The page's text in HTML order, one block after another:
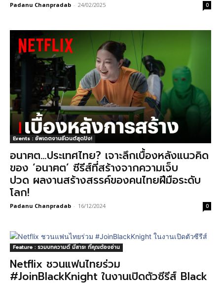
Padanu Chanpradab - 24/02/2025 0
Events : อัพเดตงานอีเวนต์สุดปัง!
อนาฅต…ประเทศไทย? เจาะลึกเบื้องหลังแนวคิด
ของ ‘อนาฅต’ ซีรีส์ที่สร้างจากความเจ็บ
ปวด ผลงานสร้างสรรค์ของคนไทยฝีมือระดับ
โลก!
Padanu Chanpradab - 16/12/2024 0
Feature : รวมบทความดี มีสาระ ที่คุณต้องอ่าน
Netflix ชวนแฟนไทยร่วม
#JoinBlackKnight ในงานเปิดตัวซีรีส์ Black